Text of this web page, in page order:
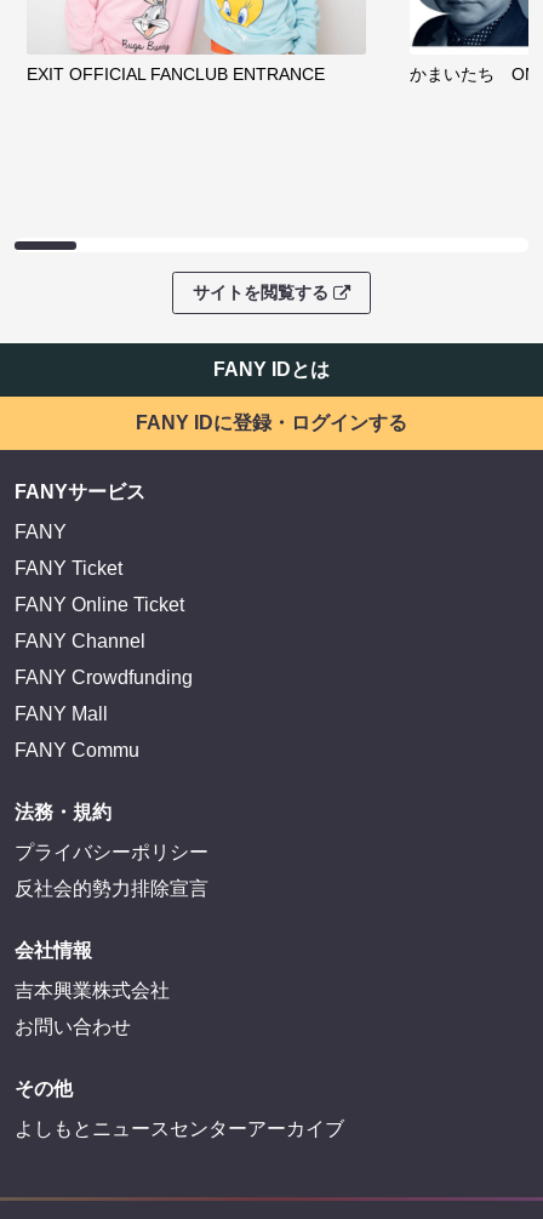
EXIT OFFICIAL FANCLUB ENTRANCE かまいたち
サイトを閲覧する
FANY IDとは
FANY IDに登録・ログインする
FANYサービス
FANY
FANY Ticket
FANY Online Ticket
FANY Channel
FANY Crowdfunding
FANY Mall
FANY Commu
法務・規約
プライバシーポリシー
反社会的勢力排除宣言
会社情報
吉本興業株式会社
お問い合わせ
その他
よしもとニュースセンターアーカイブ